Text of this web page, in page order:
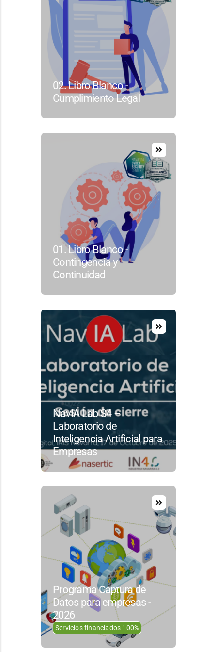
02. Libro Blanco -
Cumplimiento Legal
01. Libro Blanco -
Contingencia y
Continuidad
NavIA Lab S4 –
Laboratorio de
Inteligencia Artificial para
Empresas
Programa Captura de
Datos para empresas -
2026
Servicios financiados 100%